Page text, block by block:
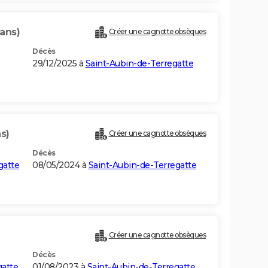
Créer une cagnotte obsèques
Décès
29/12/2025 à Saint-Aubin-de-Terregatte
Créer une cagnotte obsèques
Décès
08/05/2024 à Saint-Aubin-de-Terregatte
Créer une cagnotte obsèques
Décès